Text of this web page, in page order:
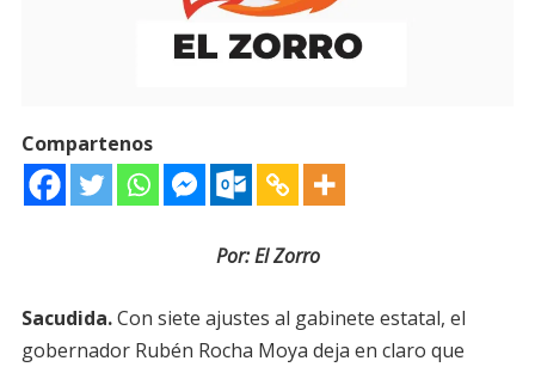
Compartenos
Por: El Zorro
Sacudida.Con siete ajustes al gabinete estatal, el
gobernador Rubén Rocha Moya deja en claro que